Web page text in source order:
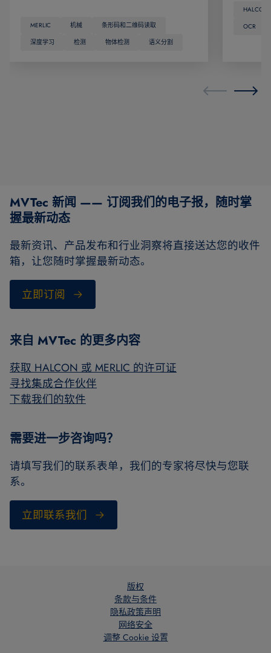
MERLIC 机械
条形码和二维码读取
深度学习
检测 物体检测 语义分割
HALCON
OCR
MVTec 新闻 —— 订阅我们的电子报，随时掌
握最新动态
最新资讯、产品发布和行业洞察将直接送达您的收件
箱，让您随时掌握最新动态。
立即订阅
来自 MVTec 的更多内容
获取 HALCON 或 MERLIC 的许可证
寻找集成合作伙伴
下载我们的软件
需要进一步咨询吗？
请填写我们的联系表单，我们的专家将尽快与您联
系。
立即联系我们
版权
条款与条件
隐私政策声明
网络安全
调整 Cookie 设置